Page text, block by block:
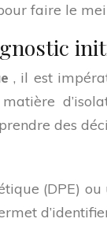
faire le
, il est
des
(DPE) ou